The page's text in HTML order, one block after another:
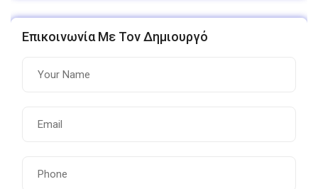
Επικοινωνία Με Τον Δημιουργό